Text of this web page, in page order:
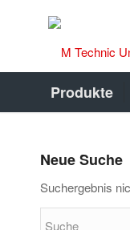
Produkte
Neue Suche
Suchergebnis